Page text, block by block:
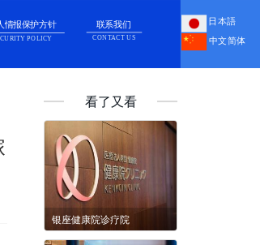
日本語
情报保护方针 联系我们
CONTACT US 中文简体
POLICY
看了又看
银座健康院诊疗院